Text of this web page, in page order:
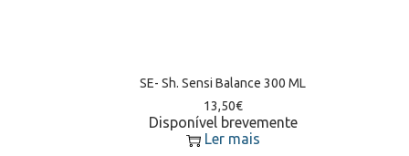
SE- Sh. Sensi Balance 300 ML
13,50€
Disponível brevemente
Ler mais